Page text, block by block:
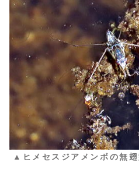
▲ヒメセスジアメンボの無翅